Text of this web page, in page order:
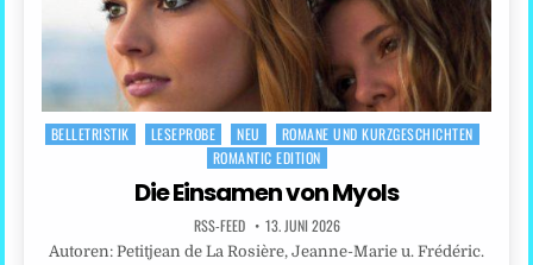
Posted
BELLETRISTIK LESEPROBE NEU
ROMANE UND KURZGESCHICHTEN
ROMANTIC EDITION
Die Einsamen von Myols
RSS-FEED 13. JUNI 2026
Autoren: Petitjean de La Rosière, Jeanne-Marie u. Frédéric.